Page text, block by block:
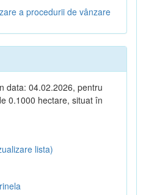
a procedurii de vânzare
data: 04.02.2026, pentru
0.1000 hectare, situat în
lista)